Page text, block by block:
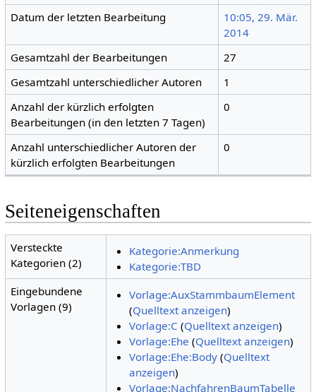
Datum der letzten Bearbeitung
10:05, 29. Mär.
2014
Gesamtzahl der Bearbeitungen
27
Gesamtzahl unterschiedlicher Autoren
1
Anzahl der kürzlich erfolgten
Bearbeitungen (in den letzten 7 Tagen)
0
Anzahl unterschiedlicher Autoren der
kürzlich erfolgten Bearbeitungen
0
Seiteneigenschaften
Versteckte
Kategorien (2)
Kategorie:Anmerkung
Kategorie:TBD
Eingebundene
Vorlagen (9)
Vorlage:AuxStammbaumElement
(Quelltext anzeigen)
Vorlage:C (Quelltext anzeigen)
Vorlage:Ehe (Quelltext anzeigen)
Vorlage:Ehe:Body(Quelltext
anzeigen)
Vorlage:NachfahrenBaumTabelle